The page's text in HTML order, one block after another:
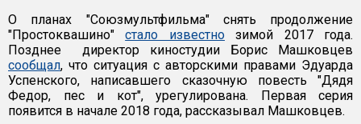
О планах "Союзмультфильма" снять продолжение
"Простоквашино"стало известнозимой 2017 года.
Позднее директор киностудии Борис Машковцев
сообщал, что ситуация с авторскими правами Эдуарда
Успенского, написавшего сказочную повесть "Дядя
Федор, пес и кот", урегулирована. Первая серия
появится в начале 2018 года, рассказывал Машковцев.